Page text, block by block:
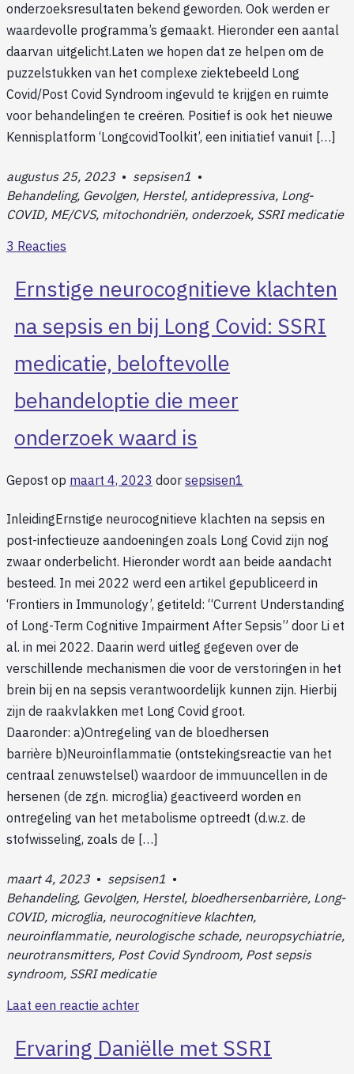
onderzoeksresultaten bekend geworden. Ook werden er
waardevolle programma’s gemaakt. Hieronder een aantal
daarvan uitgelicht.Laten we hopen dat ze helpen om de
puzzelstukken van het complexe ziektebeeld Long
Covid/Post Covid Syndroom ingevuld te krijgen en ruimte
voor behandelingen te creëren. Positief is ook het nieuwe
Kennisplatform ‘LongcovidToolkit’, een initiatief vanuit […]
augustus 25, 2023 • sepsisen1 •
Behandeling, Gevolgen, Herstel, antidepressiva, Long-
COVID, ME/CVS, mitochondriën, onderzoek, SSRI medicatie
3 Reacties
Ernstige neurocognitieve klachten
na sepsis en bij Long Covid: SSRI
medicatie, beloftevolle
behandeloptie die meer
onderzoek waard is
Gepost op maart 4, 2023 door sepsisen1
InleidingErnstige neurocognitieve klachten na sepsis en
post-infectieuze aandoeningen zoals Long Covid zijn nog
zwaar onderbelicht. Hieronder wordt aan beide aandacht
besteed. In mei 2022 werd een artikel gepubliceerd in
‘Frontiers in Immunology’, getiteld: “Current Understanding
of Long-Term Cognitive Impairment After Sepsis” door Li et
al. in mei 2022. Daarin werd uitleg gegeven over de
verschillende mechanismen die voor de verstoringen in het
brein bij en na sepsis verantwoordelijk kunnen zijn. Hierbij
zijn de raakvlakken met Long Covid groot.
Daaronder: a)Ontregeling van de bloedhersen
barrière b)Neuroinflammatie (ontstekingsreactie van het
centraal zenuwstelsel) waardoor de immuuncellen in de
hersenen (de zgn. microglia) geactiveerd worden en
ontregeling van het metabolisme optreedt (d.w.z. de
stofwisseling, zoals de […]
maart 4, 2023 • sepsisen1 •
Behandeling, Gevolgen, Herstel, bloedhersenbarrière, Long-
COVID, microglia, neurocognitieve klachten,
neuroinflammatie, neurologische schade, neuropsychiatrie,
neurotransmitters, Post Covid Syndroom, Post sepsis
syndroom, SSRI medicatie
Laat een reactie achter
Ervaring Daniëlle met SSRI